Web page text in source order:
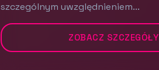
szczególnym uwzględnieniem...
ZOBACZ SZCZEGÓŁY